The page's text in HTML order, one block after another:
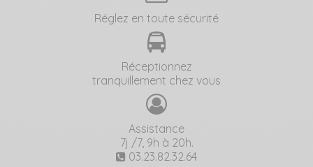
Réglez en toute sécurité
Réceptionnez
tranquillement chez vous
Assistance
7j /7, 9h à 20h.
03.23.82.32.64